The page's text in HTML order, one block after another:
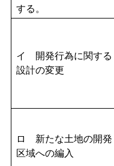
する。
イ 開発行為に関する
設計の変更
ロ 新たな土地の開発
区域への編入